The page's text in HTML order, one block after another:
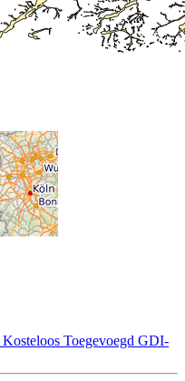
Kosteloos Toegevoegd GDI-